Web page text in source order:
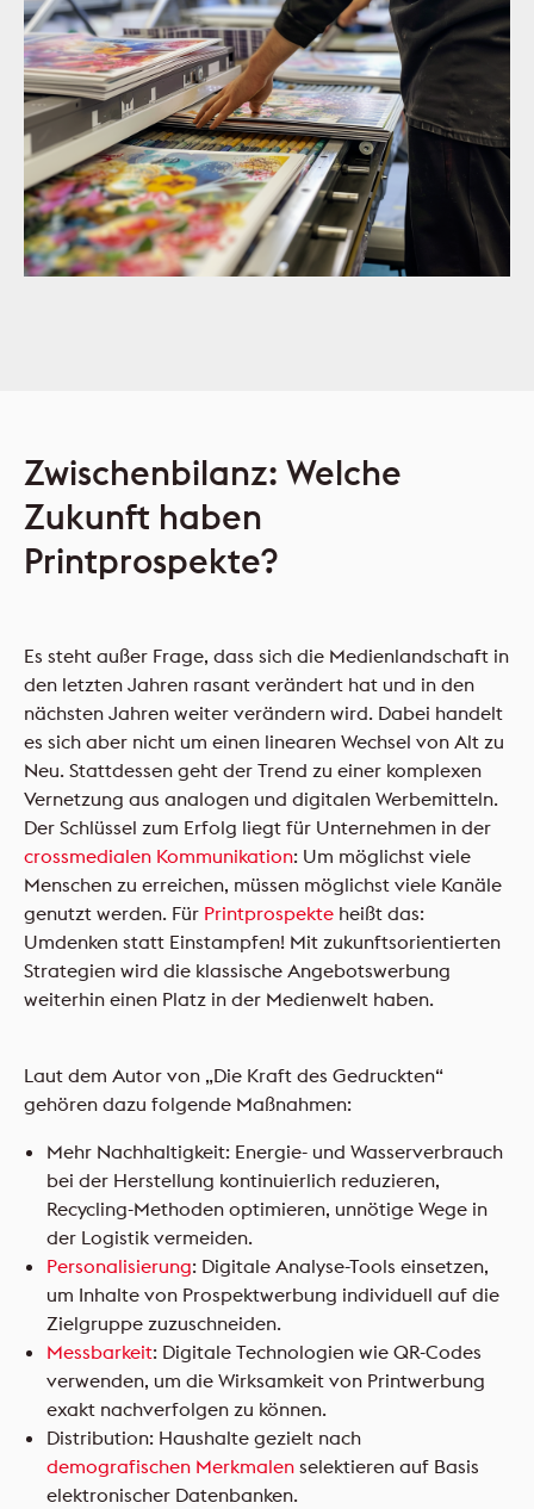
Zwischenbilanz: Welche
Zukunft haben
Printprospekte?
Es steht außer Frage, dass sich die Medienlandschaft in
den letzten Jahren rasant verändert hat und in den
nächsten Jahren weiter verändern wird. Dabei handelt
es sich aber nicht um einen linearen Wechsel von Alt zu
Neu. Stattdessen geht der Trend zu einer komplexen
Vernetzung aus analogen und digitalen Werbemitteln.
Der Schlüssel zum Erfolg liegt für Unternehmen in der
crossmedialen Kommunikation: Um möglichst viele
Menschen zu erreichen, müssen möglichst viele Kanäle
genutzt werden. Für Printprospekte heißt das:
Umdenken statt Einstampfen! Mit zukunftsorientierten
Strategien wird die klassische Angebotswerbung
weiterhin einen Platz in der Medienwelt haben.
Laut dem Autor von „Die Kraft des Gedruckten“
gehören dazu folgende Maßnahmen:
Mehr Nachhaltigkeit: Energie- und Wasserverbrauch
bei der Herstellung kontinuierlich reduzieren,
Recycling-Methoden optimieren, unnötige Wege in
der Logistik vermeiden.
Personalisierung: Digitale Analyse-Tools einsetzen,
um Inhalte von Prospektwerbung individuell auf die
Zielgruppe zuzuschneiden.
Messbarkeit: Digitale Technologien wie QR-Codes
verwenden, um die Wirksamkeit von Printwerbung
exakt nachverfolgen zu können.
Distribution: Haushalte gezielt nach
demografischen Merkmalen selektieren auf Basis
elektronischer Datenbanken.